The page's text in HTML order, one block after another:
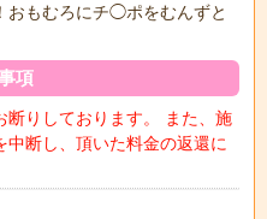
おもむろにチ◯ポをむんずと
項
りしております。 また、施
断し、頂いた料金の返還に